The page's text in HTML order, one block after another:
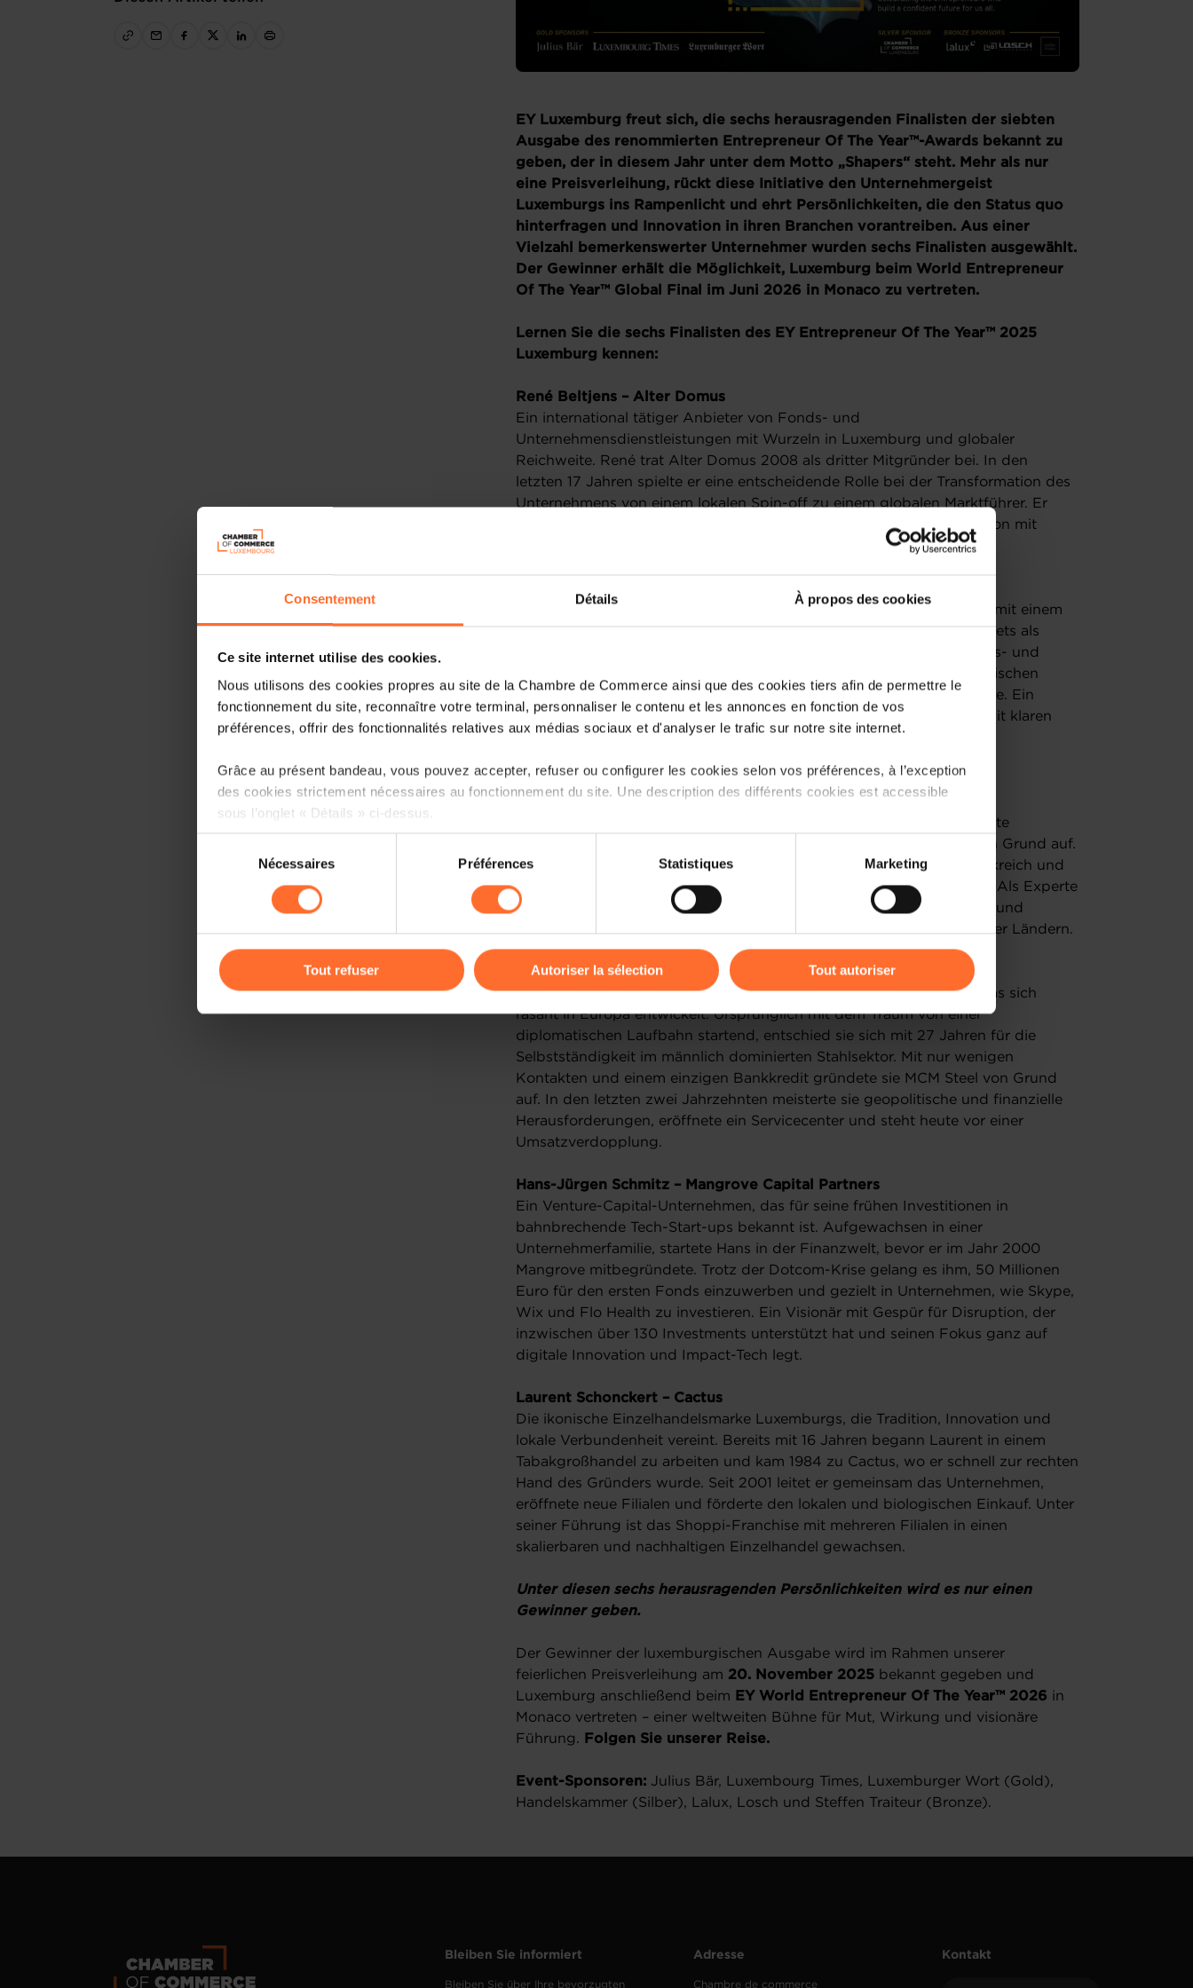
Consentement Détails À propos des cookies
Ce site internet utilise des cookies.
Nous utilisons des cookies propres au site de la Chambre de Commerce ainsi que des cookies tiers afin de permettre le
fonctionnement du site, reconnaître votre terminal, personnaliser le contenu et les annonces en fonction de vos
préférences, offrir des fonctionnalités relatives aux médias sociaux et d'analyser le trafic sur notre site internet.
Grâce au présent bandeau, vous pouvez accepter, refuser ou configurer les cookies selon vos préférences, à l’exception
des cookies strictement nécessaires au fonctionnement du site. Une description des différents cookies est accessible
sous l’onglet « Détails » ci-dessus.
Il est précisé que la navigation sur le site et certaines fonctionnalités (ex : lecture de vidéos, partage sur les réseaux
cas de refus de tous les cookies ou des cookies non nécessaires.
gauche de chaque page.
Charte d’usage des cookies
Politique de protection des données
consentement
Nécessaires Préférences Statistiques Marketing
Tout refuser Autoriser la sélection Tout autoriser
EY Luxemburg freut sich, die sechs herausragenden Finalisten der siebten
Ausgabe des renommierten Entrepreneur Of The Year™-Awards bekannt zu
geben, der in diesem Jahr unter dem Motto „Shapers“ steht. Mehr als nur
eine Preisverleihung, rückt diese Initiative den Unternehmergeist
Luxemburgs ins Rampenlicht und ehrt Persönlichkeiten, die den Status quo
hinterfragen und Innovation in ihren Branchen vorantreiben. Aus einer
Vielzahl bemerkenswerter Unternehmer wurden sechs Finalisten ausgewählt.
Der Gewinner erhält die Möglichkeit, Luxemburg beim World Entrepreneur
Of The Year™ Global Final
im Juni 2026 in Monaco zu vertreten.
Lernen Sie die sechs Finalisten des EY Entrepreneur Of The Year™ 2025
Luxemburg kennen:
René Beltjens – Alter Domus
Ein international tätiger Anbieter von Fonds- und
Unternehmensdienstleistungen mit Wurzeln in Luxemburg und globaler
Reichweite. René trat Alter Domus 2008 als dritter Mitgründer bei. In den
letzten 17 Jahren spielte er eine entscheidende Rolle bei der Transformation des
Unternehmens von einem lokalen Spin-off zu einem globalen Marktführer. Er
leitete bedeutende Übernahmen und trieb die internationale Expansion mit
unermüdlichem Ehrgeiz und visionärem Denken voran.
Eine Digitalbank, die Kreditdienstleistungen europaweit neu denkt – mit einem
“mobile-first”, kundenorientierten Ansatz. Vom Verkauf von Sporttickets als
Student bis zur Restrukturierung von Unternehmen in der Schifffahrts- und
Tech-Branche – dieser Selfmade-Unternehmer stieg in einem norwegischen
Investmentunternehmen auf, bevor er 2023 CEO von Advanzia wurde. Ein
mutiger Stratege mit europäischer Perspektive, der die Bank heute mit klaren
Zielen und starker Führung leitet.
Tristan Mackie – YESSS Group
Ein führender Distributor für Elektromaterial, der europaweit mit
unternehmerischer Agilität agiert. Bereits mit 19 Jahren trat er als vierte
Generation ins Familienunternehmen ein und lernte das Geschäft von Grund auf.
Mit 24 verantwortete er die Großkunden in Großbritannien und Frankreich und
steigerte deren Umsätze innerhalb von vier Jahren um das 13-Fache. Als Experte
für Turnarounds brachte er verlustreiche Geschäftsbereiche in Italien und
Luxemburg zurück in die Gewinnzone. Heute leitet er 53 Filialen in vier Ländern.
Marie-Christine Mariani – MCM Steel
Ein unabhängiges Stahlhandels- und -verarbeitungsunternehmen, das sich
rasant in Europa entwickelt. Ursprünglich mit dem Traum von einer
diplomatischen Laufbahn startend, entschied sie sich mit 27 Jahren für die
Selbstständigkeit im männlich dominierten Stahlsektor. Mit nur wenigen
Kontakten und einem einzigen Bankkredit gründete sie MCM Steel von Grund
auf. In den letzten zwei Jahrzehnten meisterte sie geopolitische und finanzielle
Herausforderungen, eröffnete ein Servicecenter und steht heute vor einer
Umsatzverdopplung.
Hans-Jürgen Schmitz – Mangrove Capital Partners
Ein Venture-Capital-Unternehmen, das für seine frühen Investitionen in
bahnbrechende Tech-Start-ups bekannt ist. Aufgewachsen in einer
Unternehmerfamilie, startete Hans in der Finanzwelt, bevor er im Jahr 2000
Mangrove mitbegründete. Trotz der Dotcom-Krise gelang es ihm, 50 Millionen
Euro für den ersten Fonds einzuwerben und gezielt in Unternehmen, wie Skype,
Wix und Flo Health zu investieren. Ein Visionär mit Gespür für Disruption, der
inzwischen über 130 Investments unterstützt hat und seinen Fokus ganz auf
digitale Innovation und Impact-Tech legt.
Laurent Schonckert – Cactus
Die ikonische Einzelhandelsmarke Luxemburgs, die Tradition, Innovation und
lokale Verbundenheit vereint. Bereits mit 16 Jahren begann Laurent in einem
Tabakgroßhandel zu arbeiten und kam 1984 zu Cactus, wo er schnell zur rechten
Hand des Gründers wurde. Seit 2001 leitet er gemeinsam das Unternehmen,
eröffnete neue Filialen und förderte den lokalen und biologischen Einkauf. Unter
seiner Führung ist das Shoppi-Franchise mit mehreren Filialen in einen
skalierbaren und nachhaltigen Einzelhandel gewachsen.
Unter diesen sechs herausragenden Persönlichkeiten wird es nur einen
Gewinner geben.
Der Gewinner der luxemburgischen Ausgabe wird im Rahmen unserer
feierlichen Preisverleihung am 20. November 2025 bekannt gegeben und
Luxemburg anschließend beim
EY World Entrepreneur Of The Year™ 2026 in
Monaco vertreten – einer weltweiten Bühne für Mut, Wirkung und visionäre
Führung.
Folgen Sie unserer Reise.
Event-Sponsoren: Julius Bär, Luxembourg Times, Luxemburger Wort (Gold),
Handelskammer (Silber), Lalux, Losch und Steffen Traiteur (Bronze).
Bleiben Sie informiert
Bleiben Sie über Ihre bevorzugten
Adresse
Chambre de commerce
Kontakt